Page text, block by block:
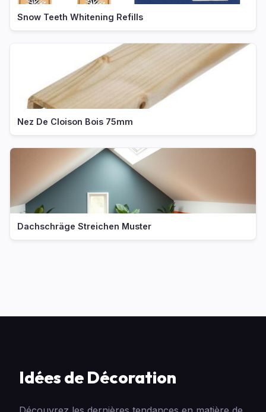
Snow Teeth Whitening Refills
Nez De Cloison Bois 75mm
Dachschräge Streichen Muster
Idées de Décoration